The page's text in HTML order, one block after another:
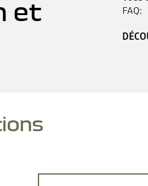
et
FAQ: